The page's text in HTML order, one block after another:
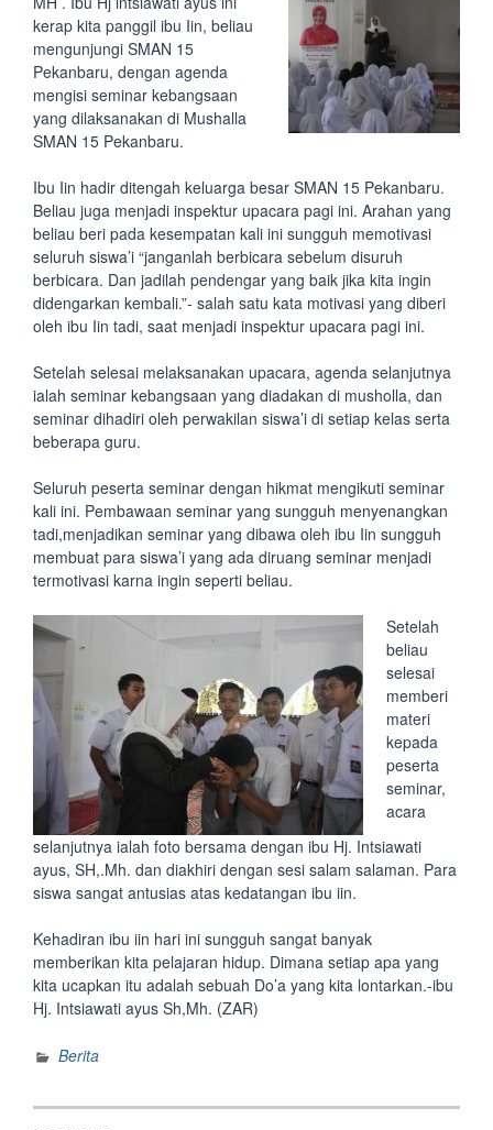
kerap kita panggil ibu Iin, beliau
mengunjungi SMAN 15
Pekanbaru, dengan agenda
mengisi seminar kebangsaan
yang dilaksanakan di Mushalla
SMAN 15 Pekanbaru.
Ibu Iin hadir ditengah keluarga besar SMAN 15 Pekanbaru.
Beliau juga menjadi inspektur upacara pagi ini. Arahan yang
beliau beri pada kesempatan kali ini sungguh memotivasi
seluruh siswa’i “janganlah berbicara sebelum disuruh
berbicara. Dan jadilah pendengar yang baik jika kita ingin
didengarkan kembali.”- salah satu kata motivasi yang diberi
oleh ibu Iin tadi, saat menjadi inspektur upacara pagi ini.
Setelah selesai melaksanakan upacara, agenda selanjutnya
ialah seminar kebangsaan yang diadakan di musholla, dan
seminar dihadiri oleh perwakilan siswa’i di setiap kelas serta
beberapa guru.
Seluruh peserta seminar dengan hikmat mengikuti seminar
kali ini. Pembawaan seminar yang sungguh menyenangkan
tadi,menjadikan seminar yang dibawa oleh ibu Iin sungguh
membuat para siswa’i yang ada diruang seminar menjadi
termotivasi karna ingin seperti beliau.
Setelah
beliau
selesai
memberi
materi
kepada
peserta
seminar,
acara
selanjutnya ialah foto bersama dengan ibu Hj. Intsiawati
ayus, SH,.Mh. dan diakhiri dengan sesi salam salaman. Para
siswa sangat antusias atas kedatangan ibu iin.
Kehadiran ibu iin hari ini sungguh sangat banyak
memberikan kita pelajaran hidup. Dimana setiap apa yang
kita ucapkan itu adalah sebuah Do’a yang kita lontarkan.-ibu
Hj. Intsiawati ayus Sh,Mh. (ZAR)
Berita